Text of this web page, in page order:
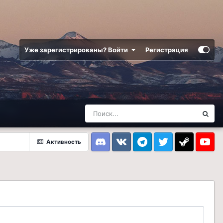
Уже зарегистрированы? Войти Регистрация
Активность
DiscordVK TelegramTwitter Steam